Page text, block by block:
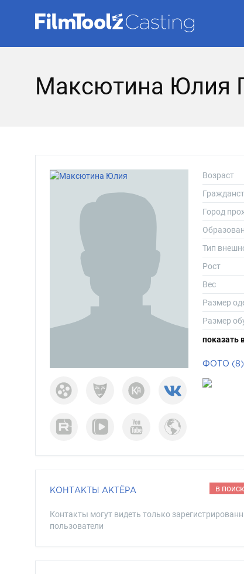
Максютина Юлия
Возраст
Город
Тип
Рост
Вес
Размер
Размер
Длина
показать
ФОТО (8)
КОНТАКТЫ АКТЁРА в
Контакты могут видеть только
пользователи